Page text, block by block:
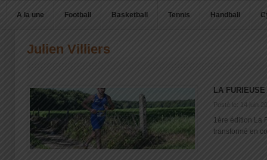
A la une Football Basketball Tennis Handball
Julien Villiers
LA FURIEUSE
Posté le: 14 juin
1ère édition La
transformé en